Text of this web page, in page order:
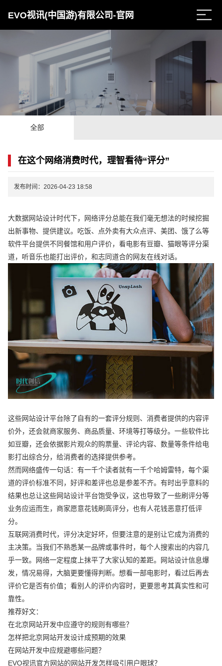
EVO视讯(中国游)有限公司-官网
全部
在这个网络消费时代，理智看待“评分”
发布时间：2026-04-23 18:58
大数据网站设计时代下，网络评分总能在我们毫无想法的时候挖掘
出新事物、提供建议。吃饭、点外卖有大众点评、美团、饿了么等
软件平台提供不同餐馆和用户评价，看电影有豆瓣、猫眼等评分渠
道，听音乐也能打出评价，和志同道合的网友在线对话。
这些网站设计平台除了自有的一套评分规则、消费者提供的内容评
价外，还会就商家服务、商品质量、环境等打等级分。一些软件比
如豆瓣，还会依据影片观众的购票量、评论内容、数量等条件给电
影打出综合分，给消费者的选择提供参考。
然而网络盛传一句话：有一千个读者就有一千个哈姆雷特，每个渠
道的评价标准不同，好评和差评也总是参差不齐。有时出乎意料的
结果也总让这些网站设计平台饱受争议，这也导致了一些刷评分等
业务应运而生，商家愿意花钱刷高评分，也有人花钱恶意打低评
分。
互联网消费时代，评分决定好坏，但要注意的是别让它成为消费的
主决策。当我们不熟悉某一品牌或事件时，每个人搜索出的内容几
乎一致。网络一定程度上抹平了大家认知的差距。网站设计信息爆
发，情况易得，大脑更要懂得判断。想看一部电影时，看过后再去
评价它是否有价值；看别人的评价内容时，更要思考其真实性和可
靠性。
推荐好文：
在北京网站开发中应遵守的规则有哪些？
怎样把北京网站开发设计成预期的效果
在网站开发中应规避哪些问题？
EVO视讯官方网站的网站开发怎样吸引用户眼球？